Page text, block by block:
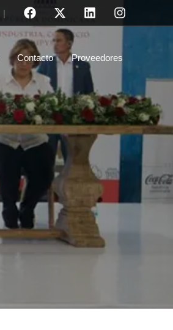
|
Contacto Proveedores